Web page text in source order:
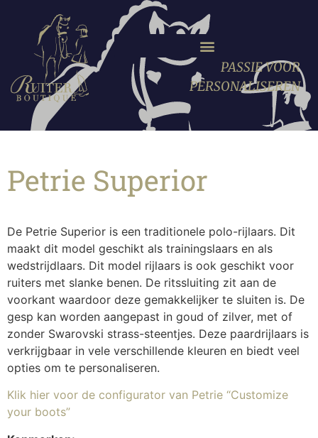
PASSIE VOOR
PERSONALISEREN
Petrie Superior
De Petrie Superior is een traditionele polo-rijlaars. Dit
maakt dit model geschikt als trainingslaars en als
wedstrijdlaars. Dit model rijlaars is ook geschikt voor
ruiters met slanke benen. De ritssluiting zit aan de
voorkant waardoor deze gemakkelijker te sluiten is. De
gesp kan worden aangepast in goud of zilver, met of
zonder Swarovski strass-steentjes. Deze paardrijlaars is
verkrijgbaar in vele verschillende kleuren en biedt veel
opties om te personaliseren.
Klik hier voor de configurator van Petrie “Customize
your boots”